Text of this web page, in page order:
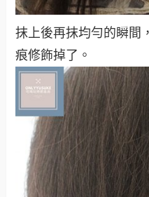
抹上後再抹均勻的瞬間
痕修飾掉了。